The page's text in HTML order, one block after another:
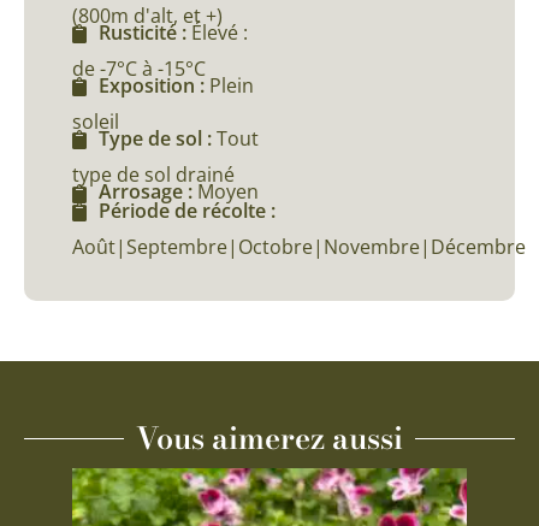
(800m d'alt, et +)
Rusticité : Élevé :
de -7°C à -15°C
Exposition : Plein
soleil
Type de sol :Tout
type de sol drainé
Arrosage : Moyen
Période de récolte :
Août|Septembre|Octobre|Novembre|Décembre
Vous aimerez aussi